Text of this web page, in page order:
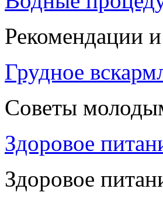
Рекомендации
Грудное
Советы
Здоровое
Здоровое